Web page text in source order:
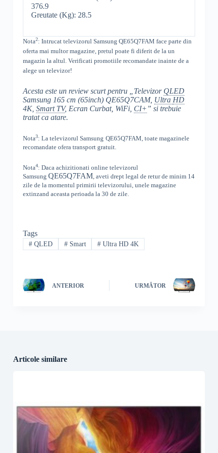
376.9
Greutate (Kg): 28.5
Nota2: Intrucat televizorul Samsung QE65Q7FAM face parte din
oferta mai multor magazine, pretul poate fi diferit de la un
magazin la altul. Verificati promotiile recomandate inainte de a
alege un televizor!
Acesta este un review scurt pentru „Televizor QLED
Samsung 165 cm (65inch) QE65Q7CAM, Ultra HD
4K, Smart TV, Ecran Curbat, WiFi, CI+” si trebuie
tratat ca atare.
Nota3: La televizorul Samsung QE65Q7FAM, toatemagazinele
recomandate ofera transport gratuit.
Nota4: Daca achizitionati online televizorul
Samsung QE65Q7FAM,aveti drept legal de retur de minim 14
zile de la momentul primirii televizorului, unele magazine
extinzand aceasta perioada la 30 de zile.
Tags
#QLED #Smart # Ultra HD 4K
ANTERIOR URMĂTOR
Articole similare